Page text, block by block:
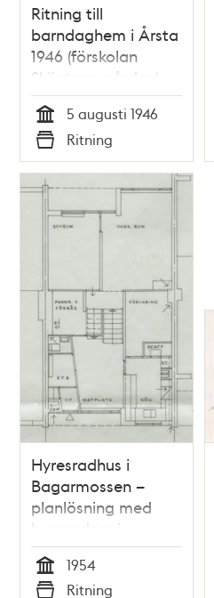
Ritning till
barndaghem i Årsta
1946 (förskolan
Sköntorpsgården)
Tid
5 augusti 1946
Typ
Ritning
Hyresradhus i
Bagarmossen –
planlösning med
husmodern i
centrum
Tid
1954
Ritning